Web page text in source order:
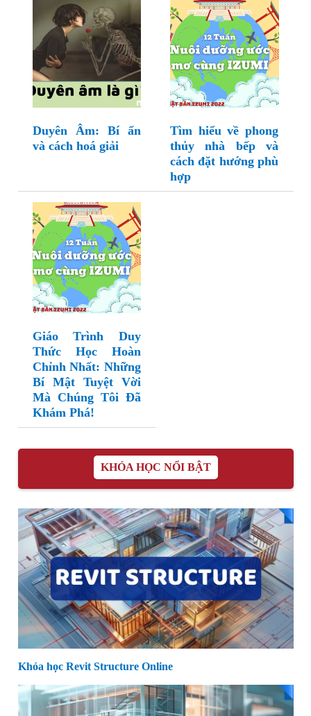
Duyên Âm: Bí ẩn
và cách hoá giải
Tìm hiểu về phong
thủy nhà bếp và
cách đặt hướng phù
hợp
Giáo Trình Duy
Thức Học Hoàn
Chỉnh Nhất: Những
Bí Mật Tuyệt Vời
Mà Chúng Tôi Đã
Khám Phá!
KHÓA HỌC NỔI BẬT
Khóa học Revit Structure Online